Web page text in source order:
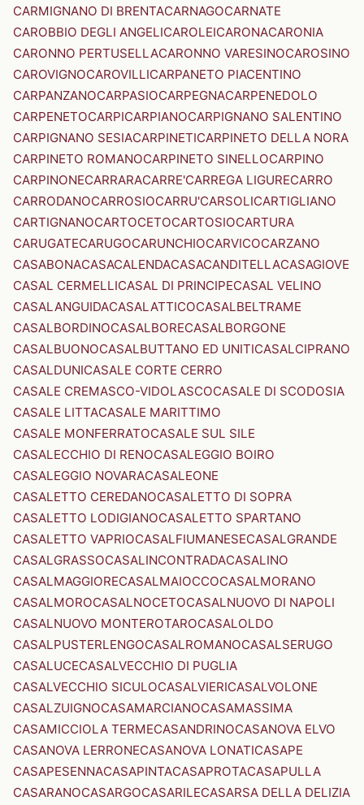
CARMIGNANO DI BRENTACARNAGOCARNATE
CAROBBIO DEGLI ANGELICAROLEICARONACARONIA
CARONNO PERTUSELLACARONNO VARESINOCAROSINO
CAROVIGNOCAROVILLICARPANETO PIACENTINO
CARPANZANOCARPASIOCARPEGNACARPENEDOLO
CARPENETOCARPICARPIANOCARPIGNANO SALENTINO
CARPIGNANO SESIACARPINETICARPINETO DELLA NORA
CARPINETO ROMANOCARPINETO SINELLOCARPINO
CARPINONECARRARACARRE'CARREGA LIGURECARRO
CARRODANOCARROSIOCARRU'CARSOLICARTIGLIANO
CARTIGNANOCARTOCETOCARTOSIOCARTURA
CARUGATECARUGOCARUNCHIOCARVICOCARZANO
CASABONACASACALENDACASACANDITELLACASAGIOVE
CASAL CERMELLICASAL DI PRINCIPECASAL VELINO
CASALANGUIDACASALATTICOCASALBELTRAME
CASALBORDINOCASALBORECASALBORGONE
CASALBUONOCASALBUTTANO ED UNITICASALCIPRANO
CASALDUNICASALE CORTE CERRO
CASALE CREMASCO-VIDOLASCOCASALE DI SCODOSIA
CASALE LITTACASALE MARITTIMO
CASALE MONFERRATOCASALE SUL SILE
CASALECCHIO DI RENOCASALEGGIO BOIRO
CASALEGGIO NOVARACASALEONE
CASALETTO CEREDANOCASALETTO DI SOPRA
CASALETTO LODIGIANOCASALETTO SPARTANO
CASALETTO VAPRIOCASALFIUMANESECASALGRANDE
CASALGRASSOCASALINCONTRADACASALINO
CASALMAGGIORECASALMAIOCCOCASALMORANO
CASALMOROCASALNOCETOCASALNUOVO DI NAPOLI
CASALNUOVO MONTEROTAROCASALOLDO
CASALPUSTERLENGOCASALROMANOCASALSERUGO
CASALUCECASALVECCHIO DI PUGLIA
CASALVECCHIO SICULOCASALVIERICASALVOLONE
CASALZUIGNOCASAMARCIANOCASAMASSIMA
CASAMICCIOLA TERMECASANDRINOCASANOVA ELVO
CASANOVA LERRONECASANOVA LONATICASAPE
CASAPESENNACASAPINTACASAPROTACASAPULLA
CASARANOCASARGOCASARILECASARSA DELLA DELIZIA